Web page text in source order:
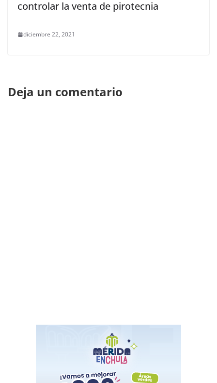
controlar la venta de pirotecnia
diciembre 22, 2021
Deja un comentario